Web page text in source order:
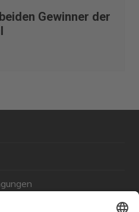
Gewinner der